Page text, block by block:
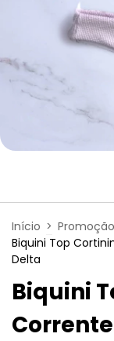
Início > Promoção
Biquini Top
Delta
Biquini